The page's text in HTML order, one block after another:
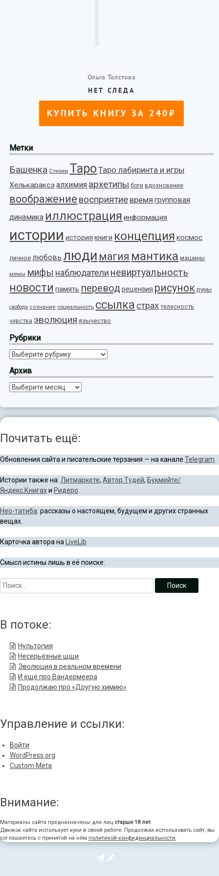
Метки
Башенка Стихии Таро Таро лабиринта и игры
Хелькараксэ алхимия архетипы боги вдохновение
воображение восприятие время групповая
динамика иллюстрация информация
истории история книги концепция космос
личное любовь люди магия мантика машины
мемы мифы наблюдатели невиртуальность
новости память перевод рецензия рисунок руны
свобода сознание социальность ссылка страх телесность
чувства эволюция язычество
Рубрики
Рубрики
Архив
Архив
Почитать ещё:
Обновления сайта и писательские терзания — на канале Telegram
Истории также на: Литмаркете, Автор.Тудей, Букмейте/
Яндекс.Книгахи Ридеро
Нео-татиба: рассказы о настоящем, будущем и других странных
вещах.
Карточка автора на LiveLib
Смысл истины лишь в её поиске:
В потоке:
Нультопия
Несерьёзные щщи
Эволюция в реальном времени
И ещё про Вандермеера
Продолжаю про «Другую химию»
Управление и ссылки:
Войти
WordPress.org
Custom Meta
Внимание:
Материалы сайта предназначены для лиц старше 18 лет.
Движок сайта использует куки в своей работе. Продолжая использовать сайт, вы
соглашаетесь с принятой на нём политикой конфиденциальности.